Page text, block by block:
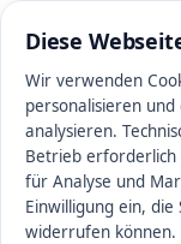
0511
Diese
Wir verwenden
personalisieren
analysieren.
Betrieb erforderlich
für Analyse und
Einwilligung ein,
widerrufen können.